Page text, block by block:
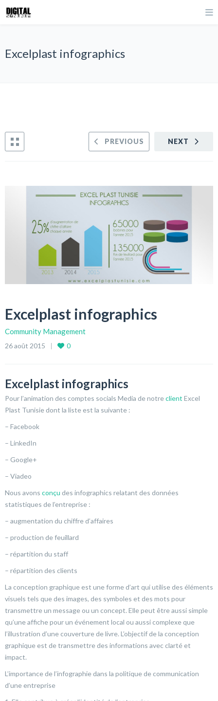
Excelplast infographics
NEXT
PREVIOUS
Excelplast infographics
Community Management
26 août 2015 0
Excelplast infographics
Pour l’animation des comptes socials Media de notreclient Excel
Plast Tunisie dont la liste est la suivante :
– Facebook
– LinkedIn
– Google+
– Viadeo
Nous avons conçu des infographics relatant des données
statistiques de l’entreprise :
– augmentation du chiffre d’affaires
– production de feuillard
– répartition du staff
– répartition des clients
La conception graphique est une forme d’art qui utilise des éléments
visuels tels que des images, des symboles et des mots pour
transmettre un message ou un concept. Elle peut être aussi simple
qu’une affiche pour un événement local ou aussi complexe que
l’illustration d’une couverture de livre. L’objectif de la conception
graphique est de transmettre des informations avec clarté et
impact.
L’importance de l’infographie dans la politique de communication
d’une entreprise